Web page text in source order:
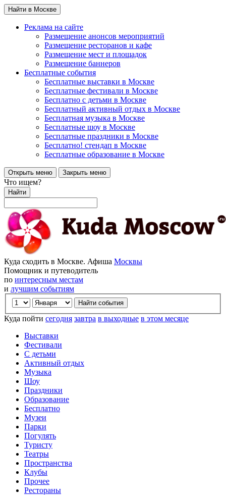
Найти в Москве
Реклама на сайте
Размещение анонсов мероприятий
Размещение ресторанов и кафе
Размещение мест и площадок
Размещение баннеров
Бесплатные события
Бесплатные выставки в Москве
Бесплатные фестивали в Москве
Бесплатно с детьми в Москве
Бесплатный активный отдых в Москве
Бесплатная музыка в Москве
Бесплатные шоу в Москве
Бесплатные праздники в Москве
Бесплатно! стендап в Москве
Бесплатные образование в Москве
Открыть меню Закрыть меню
Что ищем?
Найти
Куда сходить в Москве. Афиша Москвы
Помощник и путеводитель
по интересным местам
и лучшим событиям
Куда пойти сегодня завтра в выходные в этом месяце
Выставки
Фестивали
С детьми
Активный отдых
Музыка
Шоу
Праздники
Образование
Бесплатно
Музеи
Парки
Погулять
Туристу
Театры
Пространства
Клубы
Прочее
Рестораны